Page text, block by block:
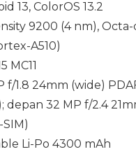
13, ColorOS 13.2
9200 (4 nm),
A510)
MC11
f/1.8 24mm (wide)
depan 32 MP f/2.4
Li-Po 4300 mAh